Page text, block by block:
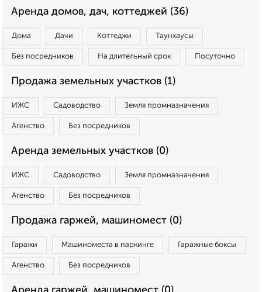
Аренда домов, дач, коттеджей (36)
Дома Дачи Коттеджи Таунхаусы
Без посредников На длительный срок Посуточно
Продажа земельных участков (1)
ИЖС Садоводство Земля промназначения
Агенство Без посредников
Аренда земельных участков (0)
ИЖС Садоводство Земля промназначения
Агенство Без посредников
Продажа гаржей, машиномест (0)
Гаражи Машиноместа в паркинге Гаражные боксы
Агенство Без посредников